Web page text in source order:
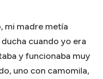
mi madre metía
cuando yo era
y funcionaba muy
uno con camomila,